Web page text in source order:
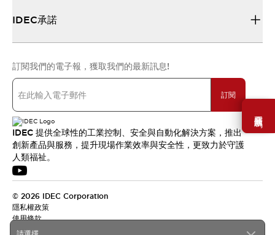
需要幫助嗎？
IDEC承諾
訂閱我們的電子報，獲取我們的最新訊息!
訂閱
IDEC 提供全球性的工業控制、安全與自動化解決方案，推出
創新產品與服務，提升現場作業效率與安全性，更致力於守護
人類福祉。
© 2026 IDEC Corporation
隱私權政策
使用條款